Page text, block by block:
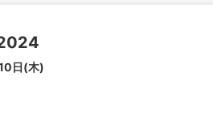
日(木)